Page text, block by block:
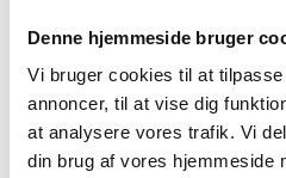
Denne hjemmeside bruger
Vi bruger cookies til at
annoncer, til at vise dig
at analysere vores trafik. Vi
din brug af vores hjemmeside
en zebra, der flyver gennem
Zebraens attitude og det
fantasifuld stemning, som med
Farverne er afdæmpede, men
grå og beige toner mod en lys